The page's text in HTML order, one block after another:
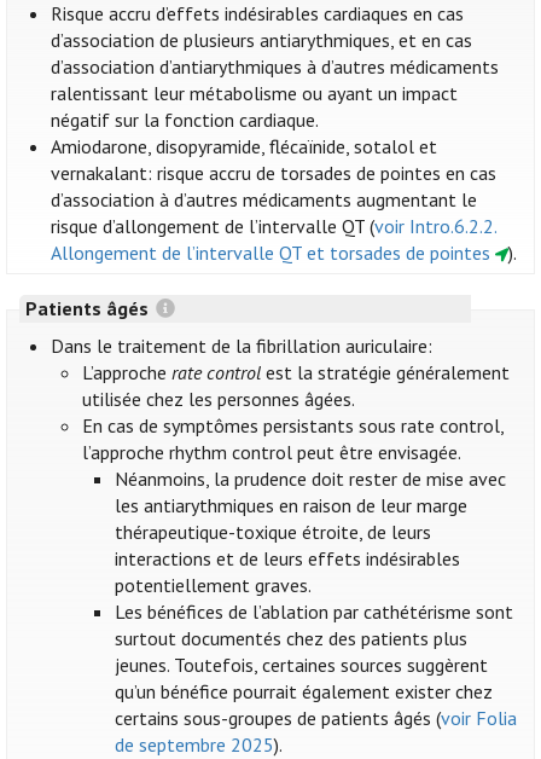
Risque accru d’effets indésirables cardiaques en cas
d’association de plusieurs antiarythmiques, et en cas
d’association d’antiarythmiques à d’autres médicaments
ralentissant leur métabolisme ou ayant un impact
négatif sur la fonction cardiaque.
Amiodarone, disopyramide, flécaïnide, sotalol et
vernakalant: risque accru de torsades de pointes en cas
d’association à d’autres médicaments augmentant le
risque d’allongement de l’intervalle QT (voir Intro.6.2.2.
Allongement de l’intervalle QT et torsades de pointes
).
Patients âgés
Dans le traitement de la fibrillation auriculaire:
L’approcherate control est la stratégie généralement
utilisée chez les personnes âgées.
En cas de symptômes persistants sous rate control,
l’approche rhythm control peut être envisagée.
Néanmoins, la prudence doit rester de mise avec
les antiarythmiques en raison de leur marge
thérapeutique-toxique étroite, de leurs
interactions et de leurs effets indésirables
potentiellement graves.
Les bénéfices de l’ablation par cathétérisme sont
surtout documentés chez des patients plus
jeunes. Toutefois, certaines sources suggèrent
qu’un bénéfice pourrait également exister chez
certains sous-groupes de patients âgés (voir Folia
de septembre 2025).